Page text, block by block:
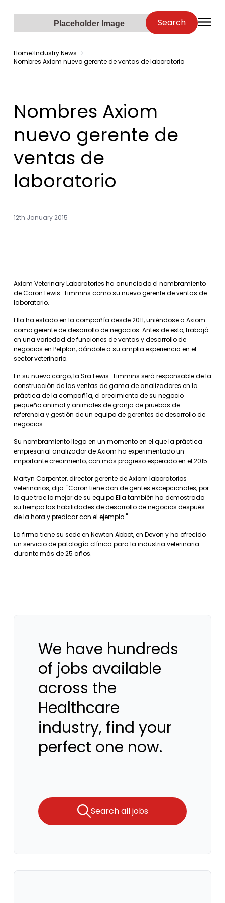
Placeholder Image Search
Home Industry News
Nombres Axiom nuevo gerente de ventas de laboratorio
Nombres Axiom
nuevo gerente de
ventas de
laboratorio
12th January 2015
Axiom Veterinary Laboratories ha anunciado el nombramiento
de Caron Lewis-Timmins como su nuevo gerente de ventas de
laboratorio.
Ella ha estado en la compañía desde 2011, uniéndose a Axiom
como gerente de desarrollo de negocios. Antes de esto, trabajó
en una variedad de funciones de ventas y desarrollo de
negocios en Petplan, dándole a su amplia experiencia en el
sector veterinario.
En su nuevo cargo, la Sra Lewis-Timmins será responsable de la
construcción de las ventas de gama de analizadores en la
práctica de la compañía, el crecimiento de su negocio
pequeño animal y animales de granja de pruebas de
referencia y gestión de un equipo de gerentes de desarrollo de
negocios.
Su nombramiento llega en un momento en el que la práctica
empresarial analizador de Axiom ha experimentado un
importante crecimiento, con más progreso esperado en el 2015.
Martyn Carpenter, director gerente de Axiom laboratorios
veterinarios, dijo: "Caron tiene don de gentes excepcionales, por
lo que trae lo mejor de su equipo Ella también ha demostrado
su tiempo las habilidades de desarrollo de negocios después
de la hora y predicar con el ejemplo.".
La firma tiene su sede en Newton Abbot, en Devon y ha ofrecido
un servicio de patología clínica para la industria veterinaria
durante más de 25 años.
We have hundreds
of jobs available
across the
Healthcare
industry, find your
perfect one now.
Search all jobs